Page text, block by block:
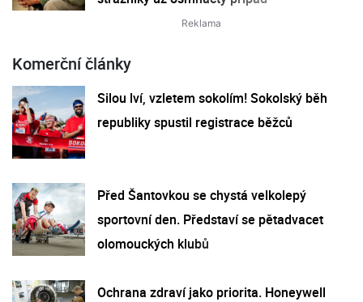
Komerční články
Silou lví, vzletem sokolím! Sokolský běh
republiky spustil registrace běžců
Před Šantovkou se chystá velkolepý
sportovní den. Představí se pětadvacet
olomouckých klubů
Ochrana zdraví jako priorita. Honeywell